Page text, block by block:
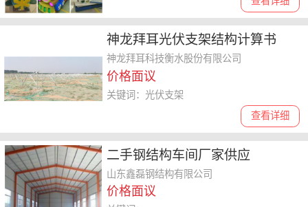
神龙拜耳光伏支架结构计算书
神龙拜耳科技衡水股份有限公司
价格面议
查看详细
关键词：光伏支架
二手钢结构车间​厂家供应
山东鑫磊钢结构有限公司
价格面议